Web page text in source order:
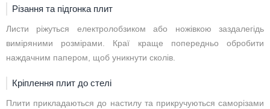
Різання та підгонка плит
Листи ріжуться електролобзиком або ножівкою заздалегідь
виміряними розмірами. Краї краще попередньо обробити
наждачним папером, щоб уникнути сколів.
Кріплення плит до стелі
Плити прикладаються до настилу та прикручуються саморізами